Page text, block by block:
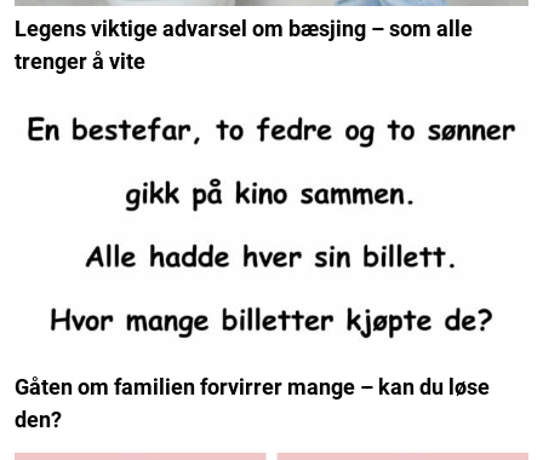
Legens viktige advarsel om bæsjing – som alle
trenger å vite
Gåten om familien forvirrer mange – kan du løse
den?